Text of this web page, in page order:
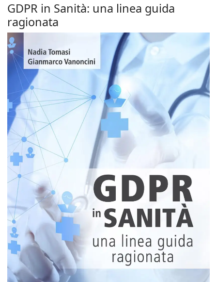
GDPR in Sanità: una linea guida
ragionata